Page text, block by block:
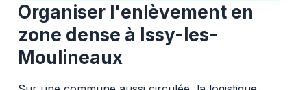
Organiser l'enlèvement en
zone dense à Issy-les-
Moulineaux